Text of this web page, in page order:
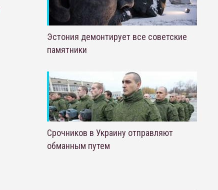
Эстония демонтирует все советские
памятники
Срочников в Украину отправляют
обманным путем